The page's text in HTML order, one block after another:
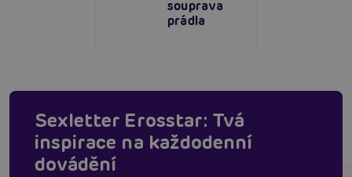
souprava
prádla
Sexletter Erosstar: Tvá
inspirace na každodenní
dovádění